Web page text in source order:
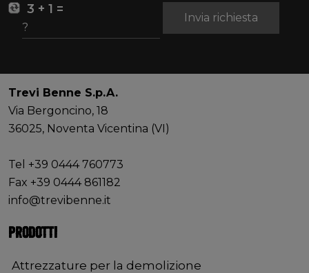
3 + 1 =
Invia richiesta
Trevi Benne S.p.A.
Via Bergoncino, 18
36025, Noventa Vicentina (VI)
Tel +39 0444 760773
Fax +39 0444 861182
info@trevibenne.it
PRODOTTI
Attrezzature per la demolizione